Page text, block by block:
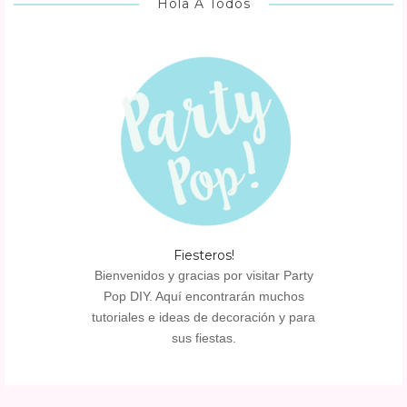
Hola A Todos
Fiesteros!
Bienvenidos y gracias por visitar Party
Pop DIY. Aquí encontrarán muchos
tutoriales e ideas de decoración y para
sus fiestas.